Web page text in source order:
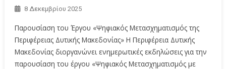
8 Δεκεμβρίου 2025
Παρουσίαση του Έργου «Ψηφιακός Μετασχηματισμός της
Περιφέρειας Δυτικής Μακεδονίας» Η Περιφέρεια Δυτικής
Μακεδονίας διοργανώνει ενημερωτικές εκδηλώσεις για την
παρουσίαση του έργου «Ψηφιακός Μετασχηματισμός με